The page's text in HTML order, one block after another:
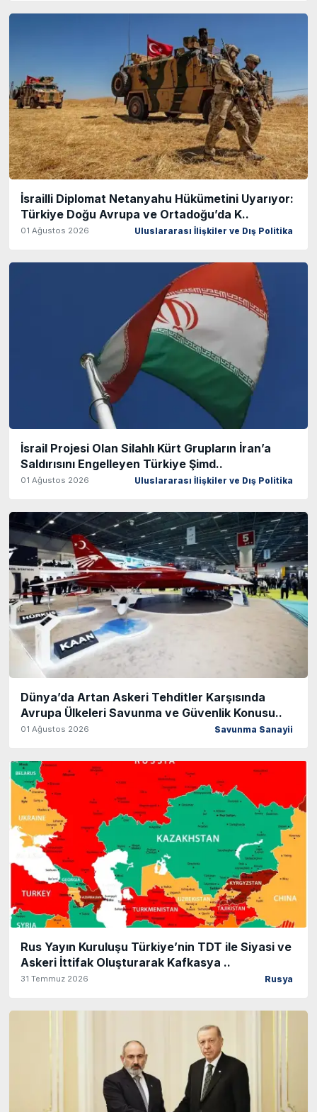
İsrailli Diplomat Netanyahu Hükümetini Uyarıyor:
Türkiye Doğu Avrupa ve Ortadoğu’da K..
01 Ağustos 2026 Uluslararası İlişkiler ve Dış Politika
İsrail Projesi Olan Silahlı Kürt Grupların İran’a
Saldırısını Engelleyen Türkiye Şimd..
01 Ağustos 2026 Uluslararası İlişkiler ve Dış Politika
Dünya’da Artan Askeri Tehditler Karşısında
Avrupa Ülkeleri Savunma ve Güvenlik Konusu..
01 Ağustos 2026 Savunma Sanayii
Rus Yayın Kuruluşu Türkiye’nin TDT ile Siyasi ve
Askeri İttifak Oluşturarak Kafkasya ..
31 Temmuz 2026 Rusya